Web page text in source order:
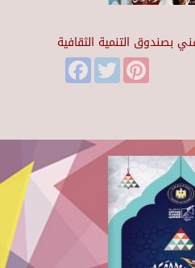
بصندوق التنمية الثقافية
FacebookTwitter